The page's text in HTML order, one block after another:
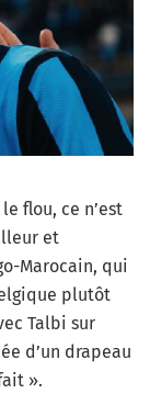
flou, ce n’est
et
Marocain, qui
plutôt
Talbi sur
d’un drapeau
».